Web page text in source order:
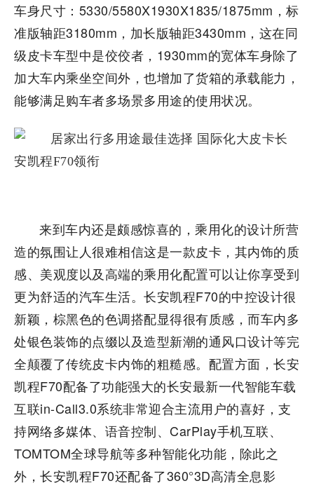
车身尺寸：5330/5580X1930X1835/1875mm，标
准版轴距3180mm，加长版轴距3430mm，这在同
级皮卡车型中是佼佼者，1930mm的宽体车身除了
加大车内乘坐空间外，也增加了货箱的承载能力，
能够满足购车者多场景多用途的使用状况。
来到车内还是颇感惊喜的，乘用化的设计所营
造的氛围让人很难相信这是一款皮卡，其内饰的质
感、美观度以及高端的乘用化配置可以让你享受到
更为舒适的汽车生活。长安凯程F70的中控设计很
新颖，棕黑色的色调搭配显得很有质感，而车内多
处银色装饰的点缀以及造型新潮的通风口设计等完
全颠覆了传统皮卡内饰的粗糙感。配置方面，长安
凯程F70配备了功能强大的长安最新一代智能车载
互联in-Call3.0系统非常迎合主流用户的喜好，支
持网络多媒体、语音控制、CarPlay手机互联、
TOMTOM全球导航等多种智能化功能，除此之
外，长安凯程F70还配备了360°3D高清全息影